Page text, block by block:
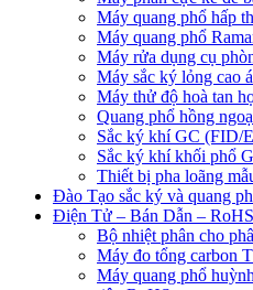
Máy quang phổ hấp
Máy quang phổ
Máy rửa dụng cụ
Máy sắc ký lỏng cao
Máy thử độ hoà tan
Quang phổ hồng
Sắc ký khí GC
Sắc ký khí khối phổ
Thiết bị pha loãng
Đào Tạo sắc ký và quang
Điện Tử – Bán Dẫn – RoHS
Bộ nhiệt phân cho
Máy đo tổng carbon
Máy quang phổ